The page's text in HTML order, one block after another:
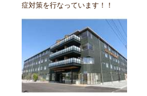
症対策を行なっています！！